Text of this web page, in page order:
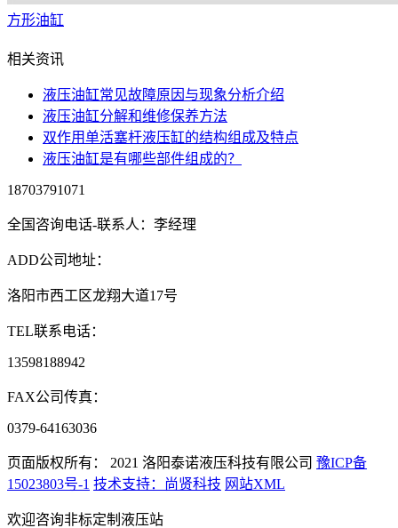
方形油缸
相关资讯
液压油缸常见故障原因与现象分析介绍
液压油缸分解和维修保养方法
双作用单活塞杆液压缸的结构组成及特点
液压油缸是有哪些部件组成的？
18703791071
全国咨询电话-联系人：李经理
ADD公司地址：
洛阳市西工区龙翔大道17号
TEL联系电话：
13598188942
FAX公司传真：
0379-64163036
页面版权所有： 2021 洛阳泰诺液压科技有限公司 豫ICP备
15023803号-1 技术支持：尚贤科技 网站XML
欢迎咨询非标定制液压站